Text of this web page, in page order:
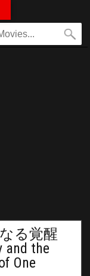
る覚醒
and the
One